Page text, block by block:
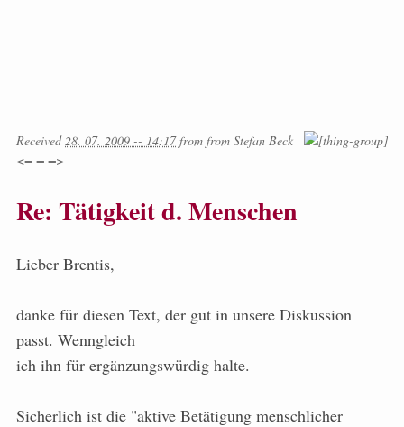
Received28. 07. 2009 -- 14:17from from Stefan Beck
<= = =>
Re: Tätigkeit d. Menschen
Lieber Brentis,
danke für diesen Text, der gut in unsere Diskussion
passt. Wenngleich
ich ihn für ergänzungswürdig halte.
Sicherlich ist die "aktive Betätigung menschlicher